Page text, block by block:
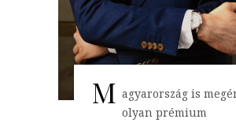
M agyarország is
olyan prémium